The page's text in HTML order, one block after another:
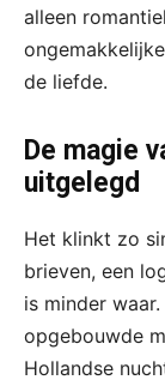
alleen
de liefde.
De magie
uitgelegd
Het klinkt zo
brieven, een
is minder
opgebouwde
Hollandse